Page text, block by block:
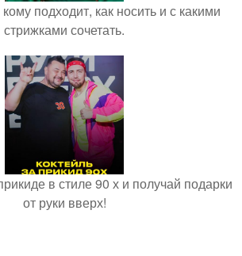
подходит, как носить и с какими
стрижками сочетать.
в стиле 90 х и получай подарки
от руки вверх!